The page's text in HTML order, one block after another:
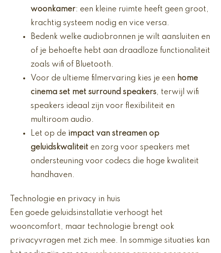
woonkamer: een kleine ruimte heeft geen groot,
krachtig systeem nodig en vice versa.
Bedenk welke audiobronnen je wilt aansluiten en
of je behoefte hebt aan draadloze functionaliteit
zoals wifi of Bluetooth.
Voor de ultieme filmervaring kies je een home
cinema set met surround speakers, terwijl wifi
speakers ideaal zijn voor flexibiliteit en
multiroom audio.
Let op de impact van streamen op
geluidskwaliteit en zorg voor speakers met
ondersteuning voor codecs die hoge kwaliteit
handhaven.
Technologie en privacy in huis
Een goede geluidsinstallatie verhoogt het
wooncomfort, maar technologie brengt ook
privacyvragen met zich mee. In sommige situaties kan